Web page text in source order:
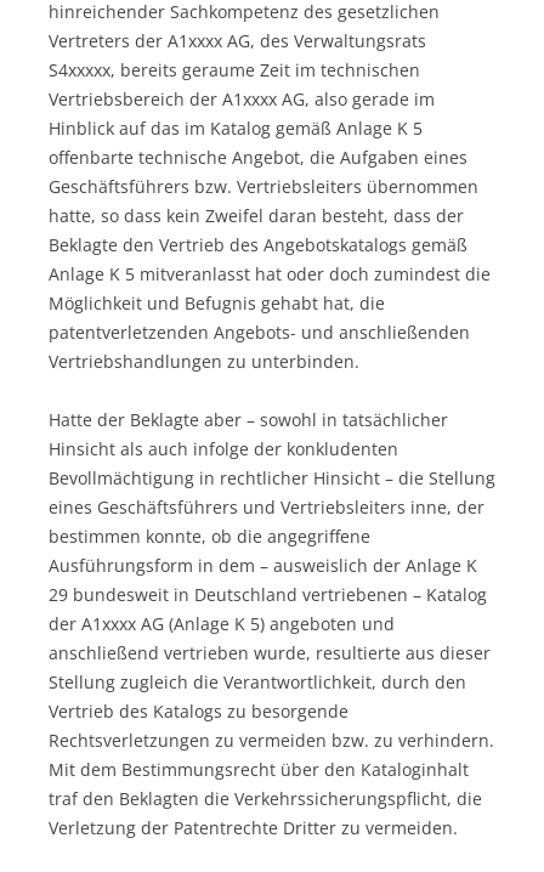
hinreichender Sachkompetenz des gesetzlichen
Vertreters der A1xxxx AG, des Verwaltungsrats
S4xxxxx, bereits geraume Zeit im technischen
Vertriebsbereich der A1xxxx AG, also gerade im
Hinblick auf das im Katalog gemäß Anlage K 5
offenbarte technische Angebot, die Aufgaben eines
Geschäftsführers bzw. Vertriebsleiters übernommen
hatte, so dass kein Zweifel daran besteht, dass der
Beklagte den Vertrieb des Angebotskatalogs gemäß
Anlage K 5 mitveranlasst hat oder doch zumindest die
Möglichkeit und Befugnis gehabt hat, die
patentverletzenden Angebots- und anschließenden
Vertriebshandlungen zu unterbinden.
Hatte der Beklagte aber – sowohl in tatsächlicher
Hinsicht als auch infolge der konkludenten
Bevollmächtigung in rechtlicher Hinsicht – die Stellung
eines Geschäftsführers und Vertriebsleiters inne, der
bestimmen konnte, ob die angegriffene
Ausführungsform in dem – ausweislich der Anlage K
29 bundesweit in Deutschland vertriebenen – Katalog
der A1xxxx AG (Anlage K 5) angeboten und
anschließend vertrieben wurde, resultierte aus dieser
Stellung zugleich die Verantwortlichkeit, durch den
Vertrieb des Katalogs zu besorgende
Rechtsverletzungen zu vermeiden bzw. zu verhindern.
Mit dem Bestimmungsrecht über den Kataloginhalt
traf den Beklagten die Verkehrssicherungspflicht, die
Verletzung der Patentrechte Dritter zu vermeiden.